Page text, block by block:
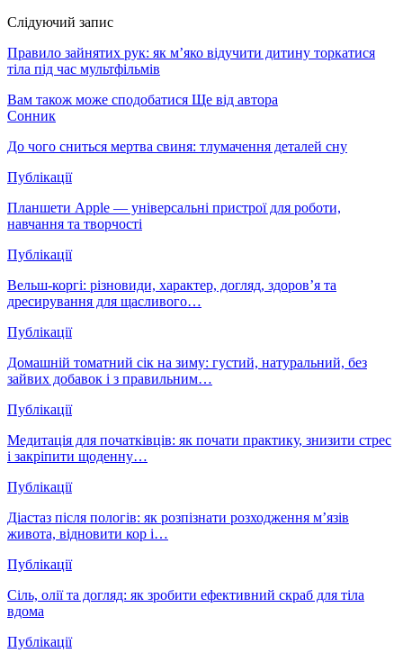
Слідуючий запис
Правило зайнятих рук: як м’яко відучити дитину торкатися
тіла під час мультфільмів
Вам також може сподобатися Ще від автора
Сонник
До чого сниться мертва свиня: тлумачення деталей сну
Публікації
Планшети Apple — універсальні пристрої для роботи,
навчання та творчості
Публікації
Вельш-коргі: різновиди, характер, догляд, здоров’я та
дресирування для щасливого…
Публікації
Домашній томатний сік на зиму: густий, натуральний, без
зайвих добавок і з правильним…
Публікації
Медитація для початківців: як почати практику, знизити стрес
і закріпити щоденну…
Публікації
Діастаз після пологів: як розпізнати розходження м’язів
живота, відновити кор і…
Публікації
Сіль, олії та догляд: як зробити ефективний скраб для тіла
вдома
Публікації